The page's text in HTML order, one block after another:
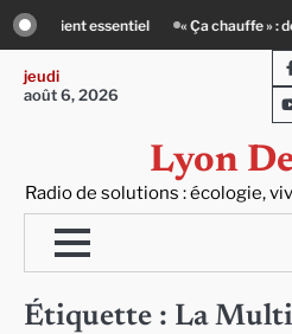
Skip
to
content
chauffe » : des acteurs du batiment face
jeudi
août 6, 2026
Lyon
Radio de solutions : écologie,
Étiquette : La Multi